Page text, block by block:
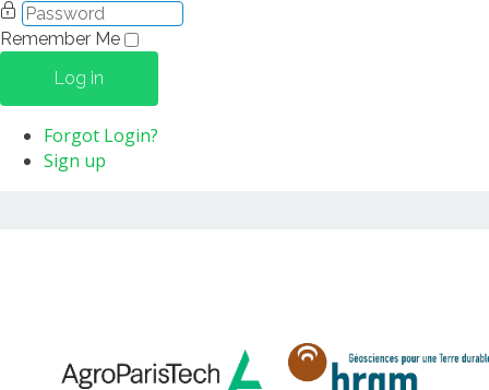
Remember Me
Log in
Forgot Login?
Sign up